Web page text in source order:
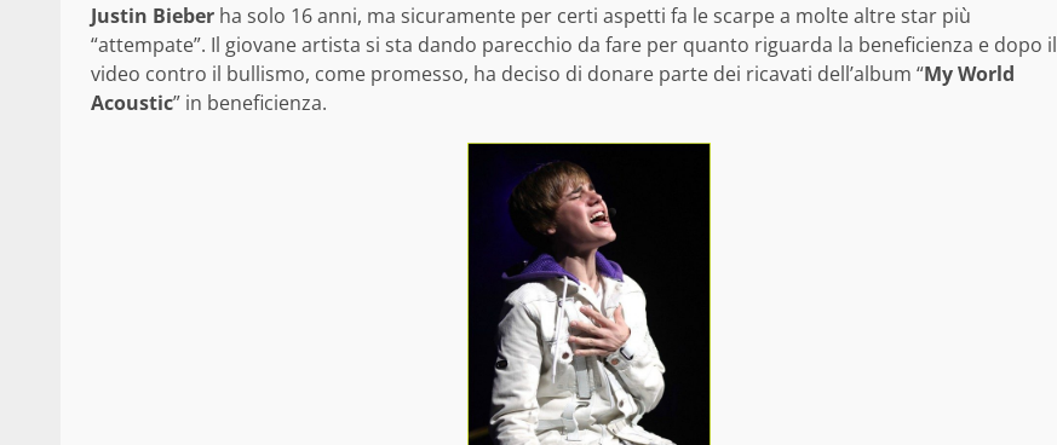
Justin Bieber ha solo 16 anni, ma sicuramente per certi aspetti fa le scarpe a molte altre star più
“attempate”. Il giovane artista si sta dando parecchio da fare per quanto riguarda la beneficienza e dopo il
video contro il bullismo, come promesso, ha deciso di donare parte dei ricavati dell’album “My World
Acoustic” in beneficienza.